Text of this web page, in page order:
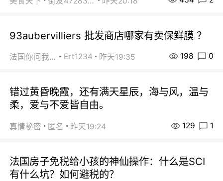
93aubervilliers 批发商店哪家有卖保鲜膜 ？
法国你问我答 Ert1234 昨天19:35 198 0
错过黄昏晚霞，还有满天星辰，海与风，温与
柔，爱与不爱皆自由。
真情秘密 匿名 昨天19:24 129 1
法国房子免税给小孩的神仙操作：什么是SCI
有什么坑？如何避税的？